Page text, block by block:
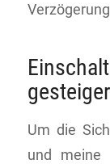
Um die
und meine